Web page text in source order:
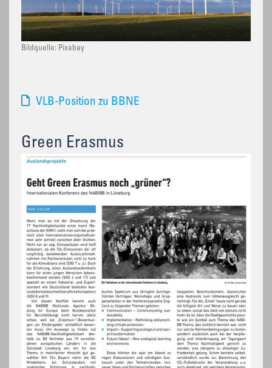
Bildquelle: Pixabay
VLB-Position zu BBNE
Green Erasmus